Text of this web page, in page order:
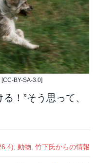
[CC-BY-SA-3.0]
る！”そう思って、
動物 竹下氏からの情報